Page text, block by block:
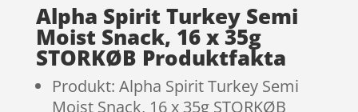
Alpha Spirit Turkey Semi
Moist Snack, 16 x 35g
STORKØB Produktfakta
Produkt: Alpha Spirit Turkey Semi
Moist Snack, 16 x 35g STORKØB